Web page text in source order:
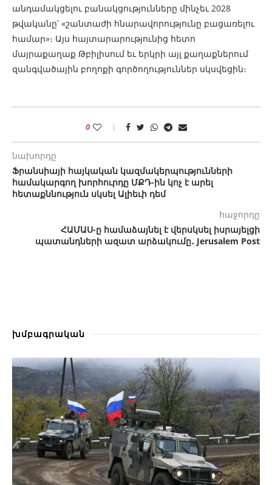
անդամակցելու բանակցությունները մինչեւ 2028
թվականը՝ «շանտաժի հնարավորությունը բացառելու
համար»։ Այս հայտարարությունից հետո
մայրաքաղաք Թբիլիսում եւ երկրի այլ քաղաքներում
զանգվածային բողոքի գործողություններ սկսվեցին։
0
նախորդը
Ֆրանսիայի հայկական կազմակերպությունների
համակարգող խորհուրդը ՄՔԴ-ին կոչ է արել
հետաքննություն սկսել Ալիեւի դեմ
հաջորդը
ՀԱՄԱՍ-ը համաձայնել է վերսկսել իսրայելցի
պատանդների ազատ արձակումը․ Jerusalem Post
խմբագրական